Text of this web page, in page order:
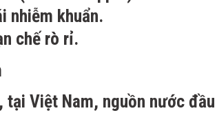
nhiễm khuẩn.
chế rò rỉ.
Việt Nam, nguồn nước